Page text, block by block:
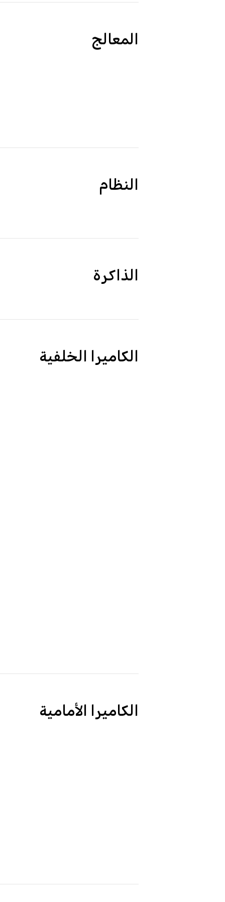
المعالج
النظام
الذاكرة
الكاميرا الخلفية
الكاميرا الأمامية